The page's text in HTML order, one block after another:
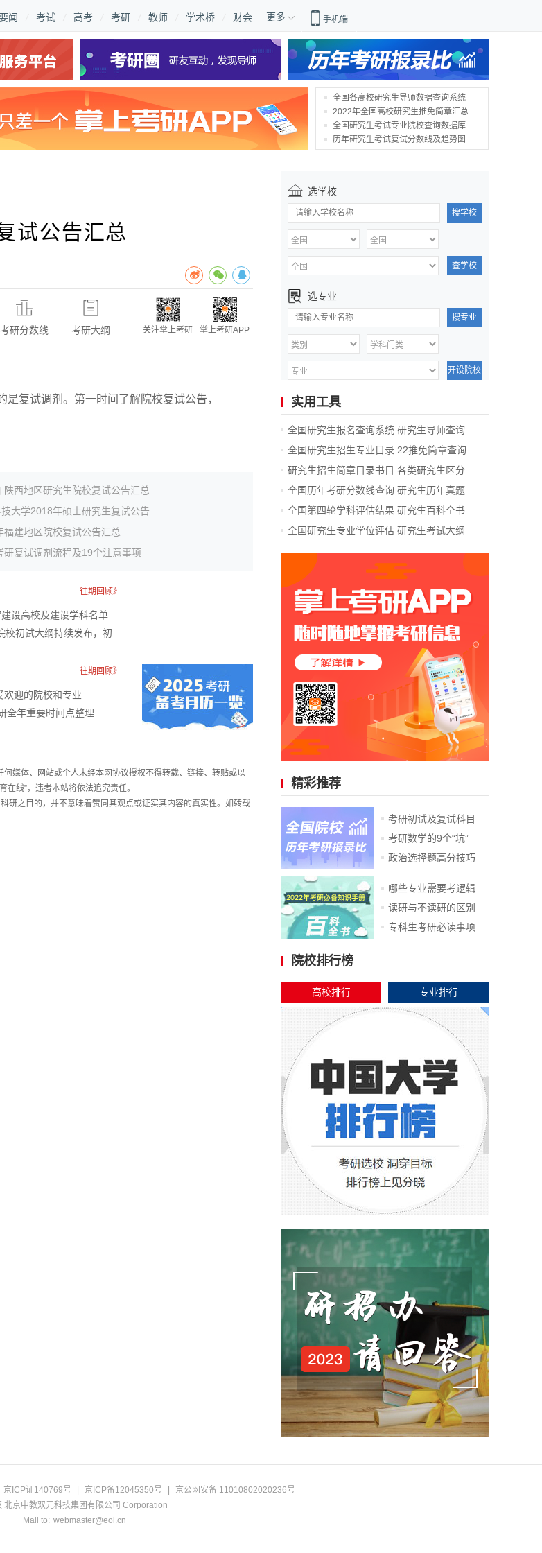
闻 考试 高考 考研 教师 学术桥 财会 更多 手机端
全国各高校研究生导师数据查询系统
2022年全国高校研究生推免简章汇总
全国研究生考试专业院校查询数据库
历年研究生考试复试分数线及趋势图
试公告汇总
考研分数线 考研大纲 关注掌上考研 掌上考研APP
复试调剂。第一时间了解院校复试公告，
陕西地区研究生院校复试公告汇总
大学2018年硕士研究生复试公告
福建地区院校复试公告汇总
研复试调剂流程及19个注意事项
往期回顾》
建设高校及建设学科名单
往期回顾》
欢迎的院校和专业
全年重要时间点整理
媒体、网站或个人未经本网协议授权不得转载、链接、转贴或以
线”，违者本站将依法追究责任。
研之目的，并不意味着赞同其观点或证实其内容的真实性。如转载
选学校
搜学校
查学校
选专业
搜专业
开设院校
实用工具
全国研究生报名查询系统 研究生导师查询
全国研究生招生专业目录 22推免简章查询
研究生招生简章目录书目 各类研究生区分
全国历年考研分数线查询 研究生历年真题
全国第四轮学科评估结果 研究生百科全书
全国研究生专业学位评估 研究生考试大纲
精彩推荐
考研初试及复试科目
考研数学的9个“坑”
政治选择题高分技巧
哪些专业需要考逻辑
读研与不读研的区别
专科生考研必读事项
院校排行榜
高校排行 专业排行
京ICP证140769号 京ICP备12045350号
京公网安备 11010802020236号
北京中教双元科技集团有限公司 Corporation
Mail to: webmaster@eol.cn